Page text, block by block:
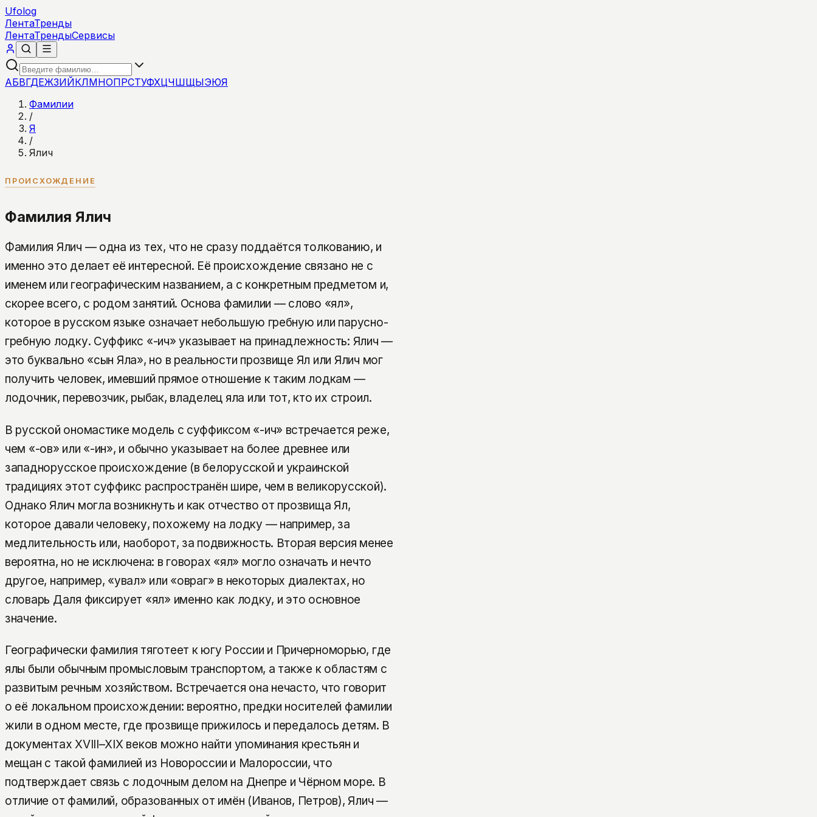
Ufolog
ЛентаТренды
ЛентаТрендыСервисы
АБВГДЕЖЗИЙКЛМНОПРСТУФХЦЧШЩЫЭЮЯ
Фамилии
/
Я
/
Ялич
ПРОИСХОЖДЕНИЕ
Фамилия Ялич
Фамилия Ялич — одна из тех, что не сразу поддаётся толкованию, и
именно это делает её интересной. Её происхождение связано не с
именем или географическим названием, а с конкретным предметом и,
скорее всего, с родом занятий. Основа фамилии — слово «ял»,
которое в русском языке означает небольшую гребную или парусно-
гребную лодку. Суффикс «-ич» указывает на принадлежность: Ялич —
это буквально «сын Яла», но в реальности прозвище Ял или Ялич мог
получить человек, имевший прямое отношение к таким лодкам —
лодочник, перевозчик, рыбак, владелец яла или тот, кто их строил.
В русской ономастике модель с суффиксом «-ич» встречается реже,
чем «-ов» или «-ин», и обычно указывает на более древнее или
западнорусское происхождение (в белорусской и украинской
традициях этот суффикс распространён шире, чем в великорусской).
Однако Ялич могла возникнуть и как отчество от прозвища Ял,
которое давали человеку, похожему на лодку — например, за
медлительность или, наоборот, за подвижность. Вторая версия менее
вероятна, но не исключена: в говорах «ял» могло означать и нечто
другое, например, «увал» или «овраг» в некоторых диалектах, но
словарь Даля фиксирует «ял» именно как лодку, и это основное
значение.
Географически фамилия тяготеет к югу России и Причерноморью, где
ялы были обычным промысловым транспортом, а также к областям с
развитым речным хозяйством. Встречается она нечасто, что говорит
о её локальном происхождении: вероятно, предки носителей фамилии
жили в одном месте, где прозвище прижилось и передалось детям. В
документах XVIII–XIX веков можно найти упоминания крестьян и
мещан с такой фамилией из Новороссии и Малороссии, что
подтверждает связь с лодочным делом на Днепре и Чёрном море. В
отличие от фамилий, образованных от имён (Иванов, Петров), Ялич —